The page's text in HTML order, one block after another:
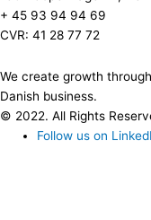
+ 45 93 94 94 69
CVR: 41 28 77 72
We create growth
Danish business.
© 2022. All Rights
Follow us on